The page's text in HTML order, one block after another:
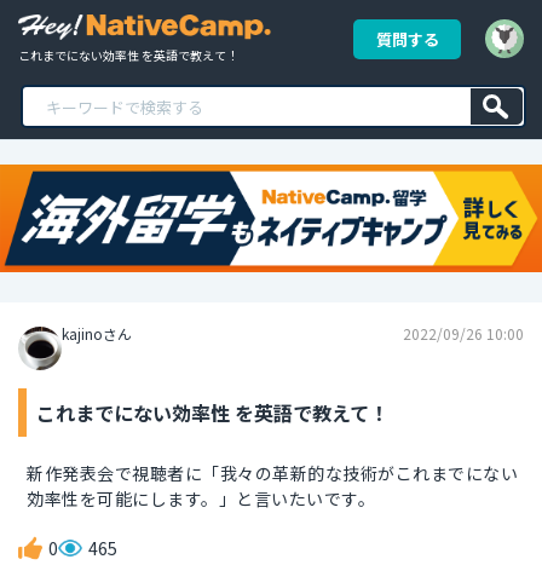
これまでにない効率性 を英語で教えて！
質問する
kajinoさん 2022/09/26 10:00
これまでにない効率性 を英語で教えて！
新作発表会で視聴者に「我々の革新的な技術がこれまでにない
効率性を可能にします。」と言いたいです。
0 465